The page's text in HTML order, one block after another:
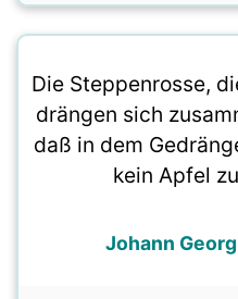
Die Steppenrosse,
drängen sich
daß in dem
kein Apfel
Johann